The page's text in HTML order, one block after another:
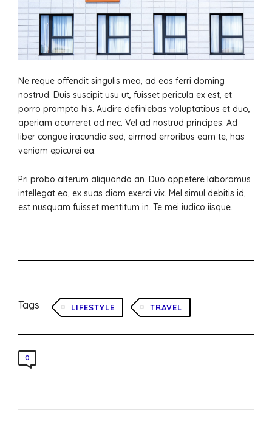
Ne reque offendit singulis mea, ad eos ferri doming
nostrud. Duis suscipit usu ut, fuisset pericula ex est, et
porro prompta his. Audire definiebas voluptatibus et duo,
aperiam ocurreret ad nec. Vel ad nostrud principes. Ad
liber congue iracundia sed, eirmod erroribus eam te, has
veniam epicurei ea.
Pri probo alterum aliquando an. Duo appetere laboramus
intellegat ea, ex suas diam exerci vix. Mel simul debitis id,
est nusquam fuisset mentitum in. Te mei iudico iisque.
Tags LIFESTYLE TRAVEL
0